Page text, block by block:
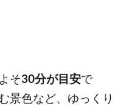
そ30分が目安で
景色など、ゆっくり